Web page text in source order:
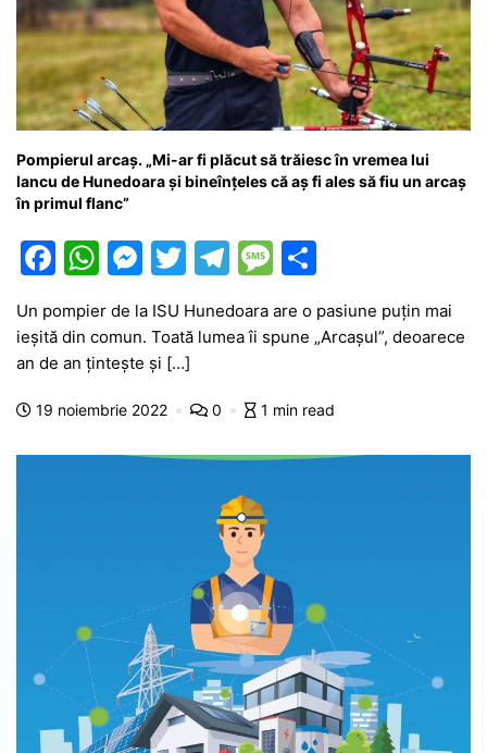
Pompierul arcaș. „Mi-ar fi plăcut să trăiesc în vremea lui
Iancu de Hunedoara și bineînțeles că aș fi ales să fiu un arcaș
în primul flanc”
F
c
e
b
o
o
W
at
s
A
p
p
M
s
s
e
g
T
itt
er
T
e
a
m
M
s
a
e
ar
ta
a
z
ă
Un pompier de la ISU Hunedoara are o pasiune puțin mai
ieșită din comun. Toată lumea îi spune „Arcașul”, deoarece
an de an țintește și […]
19 noiembrie 2022 0 1 min read